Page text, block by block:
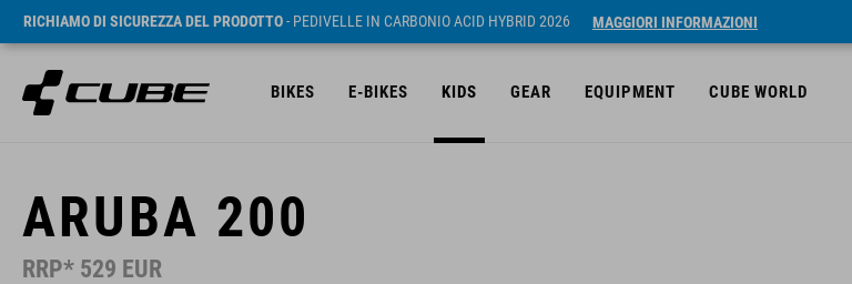
RICHIAMO DI SICUREZZA DEL PRODOTTO- PEDIVELLE IN CARBONIO ACID HYBRID 2026 MAGGIORI INFORMAZIONI
BIKES E-BIKES KIDS GEAR EQUIPMENT CUBE WORLD
ARUBA 200
RRP* 529 EUR